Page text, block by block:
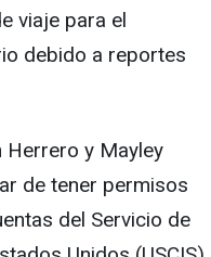
viaje para el
debido a reportes
Herrero y Mayley
de tener permisos
del Servicio de